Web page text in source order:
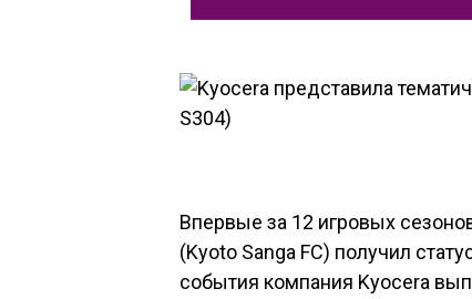
Впервые за 12 игровых
(Kyoto Sanga FC) получил
события компания Kyocera